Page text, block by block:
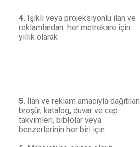
4. Işıklı veya projeksiyonlu ilan ve
reklamlardan her metrekare için
yıllık olarak
5. İlan ve reklam amacıyla dağıtılan
broşür, katalog, duvar ve cep
takvimleri, biblolar veya
benzerlerinin her biri için